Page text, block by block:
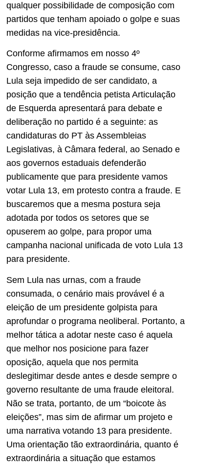
qualquer possibilidade de composição com
partidos que tenham apoiado o golpe e suas
medidas na vice-presidência.
Conforme afirmamos em nosso 4º
Congresso, caso a fraude se consume, caso
Lula seja impedido de ser candidato, a
posição que a tendência petista Articulação
de Esquerda apresentará para debate e
deliberação no partido é a seguinte: as
candidaturas do PT às Assembleias
Legislativas, à Câmara federal, ao Senado e
aos governos estaduais defenderão
publicamente que para presidente vamos
votar Lula 13, em protesto contra a fraude. E
buscaremos que a mesma postura seja
adotada por todos os setores que se
opuserem ao golpe, para propor uma
campanha nacional unificada de voto Lula 13
para presidente.
Sem Lula nas urnas, com a fraude
consumada, o cenário mais provável é a
eleição de um presidente golpista para
aprofundar o programa neoliberal. Portanto, a
melhor tática a adotar neste caso é aquela
que melhor nos posicione para fazer
oposição, aquela que nos permita
deslegitimar desde antes e desde sempre o
governo resultante de uma fraude eleitoral.
Não se trata, portanto, de um “boicote às
eleições”, mas sim de afirmar um projeto e
uma narrativa votando 13 para presidente.
Uma orientação tão extraordinária, quanto é
extraordinária a situação que estamos